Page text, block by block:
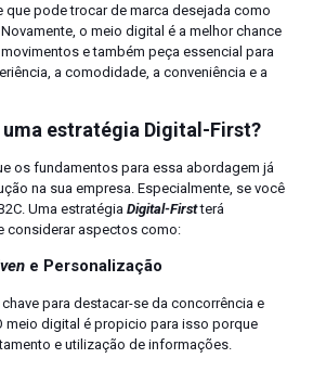
que pode trocar de marca desejada como
o meio digital é a melhor chance
e também peça essencial para
a comodidade, a conveniência e a
uma estratégia Digital-First?
os fundamentos para essa abordagem já
na sua empresa. Especialmente, se você
Uma estratégia Digital-First terá
considerar aspectos como:
e Personalização
para destacar-se da concorrência e
meio digital é propicio para isso porque
e utilização de informações.